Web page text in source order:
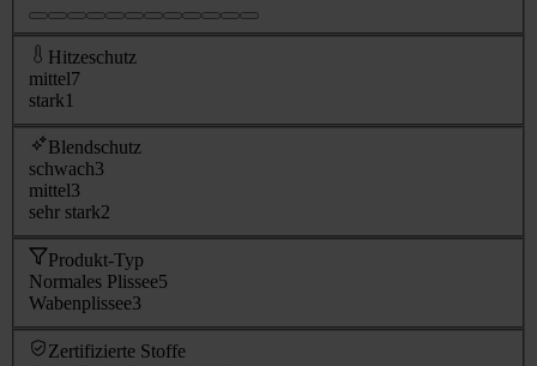
Hitzeschutz
mittel7
stark1
Blendschutz
schwach3
mittel3
sehr stark2
Produkt-Typ
Normales Plissee5
Wabenplissee3
Zertifizierte Stoffe